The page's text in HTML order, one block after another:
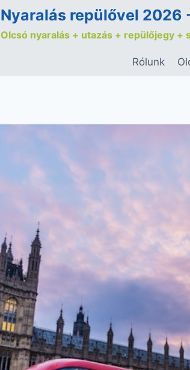
Nyaralás repülővel 2026
Olcsó nyaralás + utazás + repülőjegy +
Rólunk